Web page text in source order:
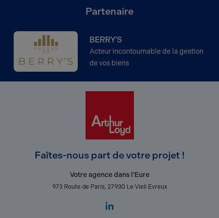
Partenaire
BERRY'S
Acteur incontournable de la gestion
de vos biens
Faîtes-nous part de votre projet !
Votre agence dans l'Eure
973 Route de Paris, 27930 Le Vieil Evreux